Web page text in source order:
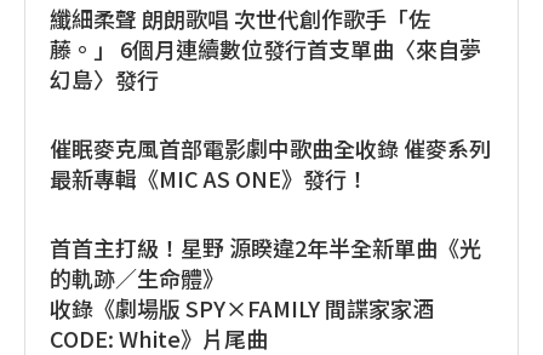
纖細柔聲 朗朗歌唱 次世代創作歌手「佐
藤。」 6個月連續數位發行首支單曲〈來自夢
幻島〉發行
催眠麥克風首部電影劇中歌曲全收錄 催麥系列
最新專輯《MIC AS ONE》發行！
首首主打級！星野 源睽違2年半全新單曲《光
的軌跡／生命體》
收錄《劇場版 SPY×FAMILY 間諜家家酒
CODE: White》片尾曲